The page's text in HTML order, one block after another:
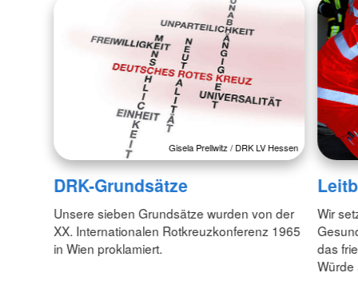
Gisela Prellwitz / DRK LV Hessen
DRK-Grundsätze
Unsere sieben Grundsätze wurden von der
XX. Internationalen Rotkreuzkonferenz 1965
in Wien proklamiert.
Wir
das
Würde